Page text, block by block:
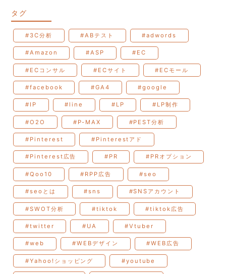
タグ
#3C分析 #ABテスト #adwords
#Amazon #ASP #EC
#ECコンサル #ECサイト #ECモール
#facebook #GA4 #google
#IP #line #LP #LP制作
#O2O #P-MAX #PEST分析
#Pinterest #Pinterestアド
#Pinterest広告 #PR #PRオプション
#Qoo10 #RPP広告 #seo
#seoとは #sns #SNSアカウント
#SWOT分析 #tiktok #tiktok広告
#twitter #UA #Vtuber
#web #WEBデザイン #WEB広告
#Yahoo!ショッピング #youtube